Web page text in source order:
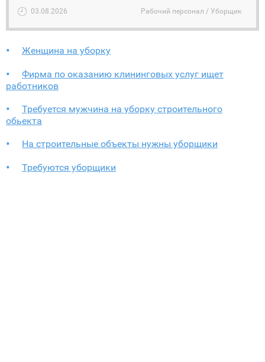
03.08.2026 Рабочий персонал / Уборщик
Женщина на уборку
Фирма по оказанию клининговых услуг ищет
работников
Требуется мужчина на уборку строительного
обьекта
На строительные объекты нужны уборщики
Требуются уборщики